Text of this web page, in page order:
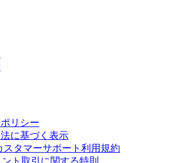
リシー
に基づく表示
タマーサポート利用規約
ト取引に関する特則